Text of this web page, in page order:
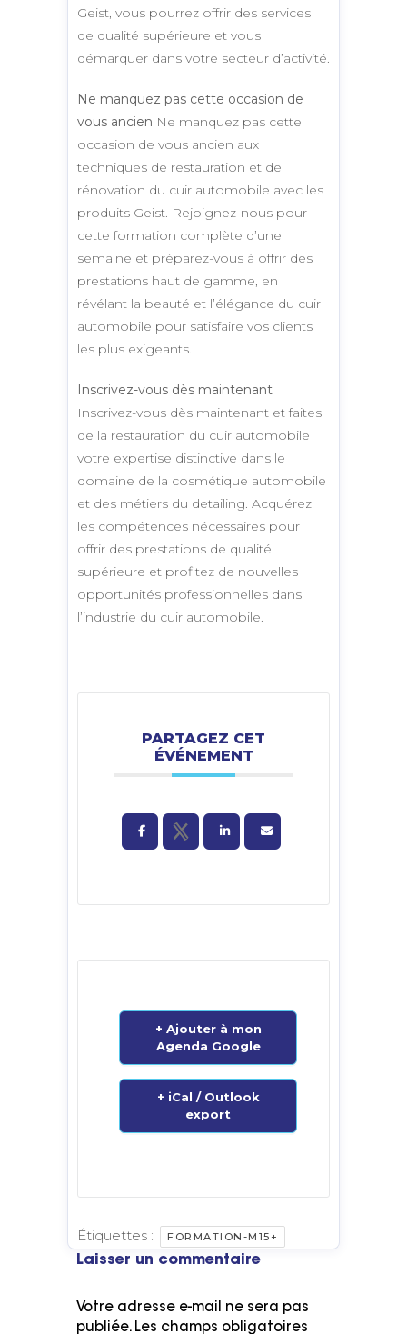
Geist, vous pourrez offrir des services
de qualité supérieure et vous
démarquer dans votre secteur d’activité.
Ne manquez pas cette occasion de
vous ancien Ne manquez pas cette
occasion de vous ancien aux
techniques de restauration et de
rénovation du cuir automobile avec les
produits Geist. Rejoignez-nous pour
cette formation complète d’une
semaine et préparez-vous à offrir des
prestations haut de gamme, en
révélant la beauté et l’élégance du cuir
automobile pour satisfaire vos clients
les plus exigeants.
Inscrivez-vous dès maintenant
Inscrivez-vous dès maintenant et faites
de la restauration du cuir automobile
votre expertise distinctive dans le
domaine de la cosmétique automobile
et des métiers du detailing. Acquérez
les compétences nécessaires pour
offrir des prestations de qualité
supérieure et profitez de nouvelles
opportunités professionnelles dans
l’industrie du cuir automobile.
PARTAGEZ CET
ÉVÉNEMENT
+ Ajouter à mon
Agenda Google
+ iCal / Outlook
export
Étiquettes : FORMATION-M15+
Laisser un commentaire
Votre adresse e-mail ne sera pas
publiée. Les champs obligatoires